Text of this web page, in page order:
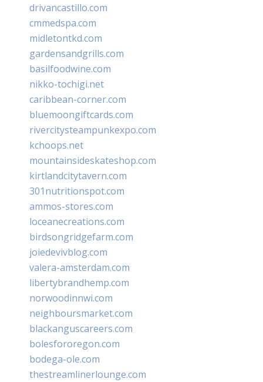
drivancastillo.com
cmmedspa.com
midletontkd.com
gardensandgrills.com
basilfoodwine.com
nikko-tochigi.net
caribbean-corner.com
bluemoongiftcards.com
rivercitysteampunkexpo.com
kchoops.net
mountainsideskateshop.com
kirtlandcitytavern.com
301nutritionspot.com
ammos-stores.com
loceanecreations.com
birdsongridgefarm.com
joiedevivblog.com
valera-amsterdam.com
libertybrandhemp.com
norwoodinnwi.com
neighboursmarket.com
blackanguscareers.com
bolesfororegon.com
bodega-ole.com
thestreamlinerlounge.com